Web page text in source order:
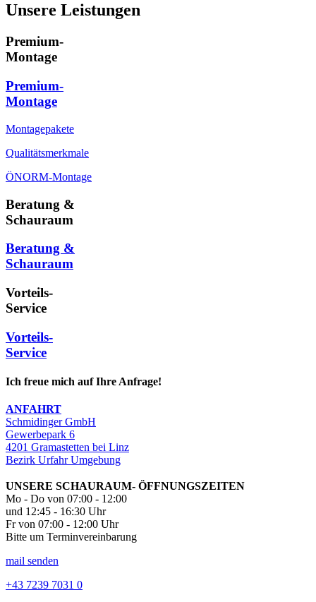
Unsere Leistungen
Premium-
Montage
Premium-
Montage
Montagepakete
Qualitätsmerkmale
ÖNORM-Montage
Beratung &
Schauraum
Beratung &
Schauraum
Vorteils-
Service
Vorteils-
Service
Ich freue mich auf Ihre Anfrage!
ANFAHRT
Schmidinger GmbH
Gewerbepark 6
4201 Gramastetten bei Linz
Bezirk Urfahr Umgebung
UNSERE SCHAURAUM- ÖFFNUNGSZEITEN
Mo - Do von 07:00 - 12:00
und 12:45 - 16:30 Uhr
Fr von 07:00 - 12:00 Uhr
Bitte um Terminvereinbarung
mail senden
+43 7239 7031 0